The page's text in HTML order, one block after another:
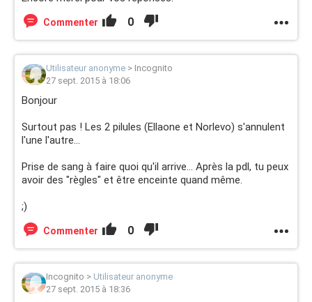
Commenter 0
Utilisateur anonyme > Incognito
27 sept. 2015 à 18:06
Bonjour
Surtout pas ! Les 2 pilules (Ellaone et Norlevo) s'annulent
l'une l'autre...
Prise de sang à faire quoi qu'il arrive... Après la pdl, tu peux
avoir des "règles" et être enceinte quand même.
;)
Commenter 0
Incognito > Utilisateur anonyme
27 sept. 2015 à 18:36